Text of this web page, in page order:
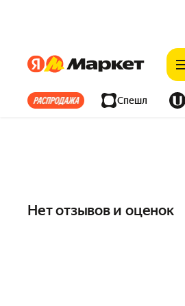
ЯндексЯндекс
Все хиты Спешл
Нет отзывов и оценок